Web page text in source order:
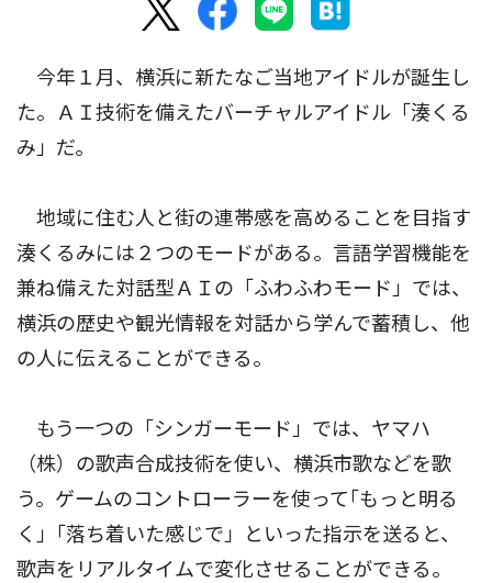
今年１月、横浜に新たなご当地アイドルが誕生し
た。ＡＩ技術を備えたバーチャルアイドル「湊くる
み」だ。
地域に住む人と街の連帯感を高めることを目指す
湊くるみには２つのモードがある。言語学習機能を
兼ね備えた対話型ＡＩの「ふわふわモード」では、
横浜の歴史や観光情報を対話から学んで蓄積し、他
の人に伝えることができる。
もう一つの「シンガーモード」では、ヤマハ
（株）の歌声合成技術を使い、横浜市歌などを歌
う。ゲームのコントローラーを使って｢もっと明る
く｣「落ち着いた感じで」といった指示を送ると、
歌声をリアルタイムで変化させることができる。